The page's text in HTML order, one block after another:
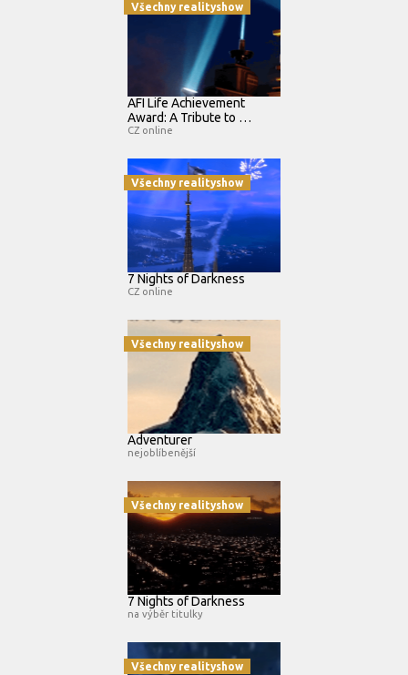
Všechny realityshow
AFI Life Achievement
Award: A Tribute to …
CZ online
Všechny realityshow
7 Nights of Darkness
CZ online
Všechny realityshow
Adventurer
nejoblíbenější
Všechny realityshow
7 Nights of Darkness
na výběr titulky
Všechny realityshow